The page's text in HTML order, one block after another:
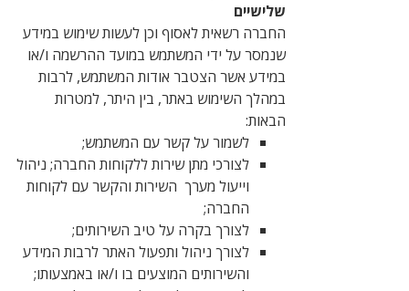
החברה רשאית לאסוף וכן לעשות שימוש במידע
שנמסר על ידי המשתמש במועד ההרשמה ו/או
במידע אשר הצטבר אודות המשתמש, לרבות
במהלך השימוש באתר, בין היתר, למטרות
לשמור על קשר עם המשתמש;
לצורכי מתן שירות ללקוחות החברה; ניהול
וייעול מערך השירות והקשר עם לקוחות
לצורך בקרה על טיב השירותים;
לצורך ניהול ותפעול האתר לרבות המידע
והשירותים המוצעים בו ו/או באמצעותו;